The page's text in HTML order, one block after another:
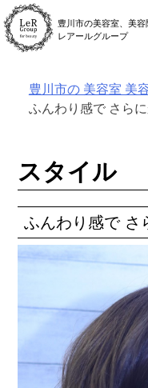
Skip
to
content
豊川市の美容室、美容
レアールグループ
豊川市の 美容室 美
ふんわり感で さら
スタイル
ふんわり感で さ